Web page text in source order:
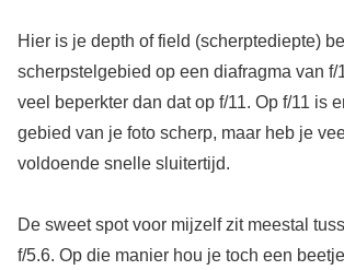
Hier is je depth of field (scherptediepte)
scherpstelgebied op een diafragma van f/
veel beperkter dan dat op f/11. Op f/11 is
gebied van je foto scherp, maar heb je
voldoende snelle sluitertijd.
De sweet spot voor mijzelf zit meestal
f/5.6. Op die manier hou je toch een